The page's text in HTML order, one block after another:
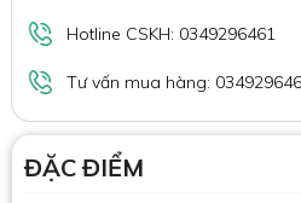
Hotline CSKH: 0349296461
Tư vấn mua hàng:
ĐẶC ĐIỂM